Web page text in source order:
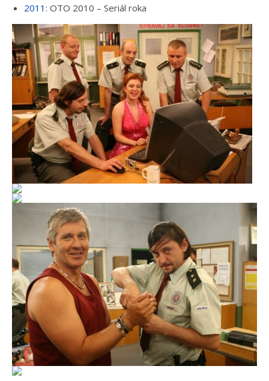
2011 : OTO 2010 – Seriál roka